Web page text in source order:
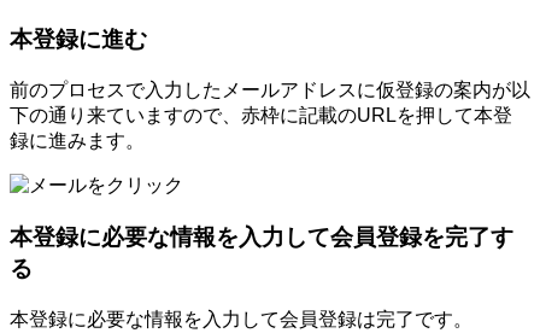
本登録に進む
前のプロセスで入力したメールアドレスに仮登録の案内が以
下の通り来ていますので、赤枠に記載のURLを押して本登
録に進みます。
本登録に必要な情報を入力して会員登録を完了す
る
本登録に必要な情報を入力して会員登録は完了です。